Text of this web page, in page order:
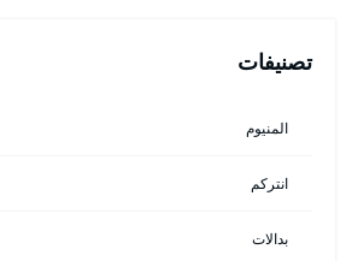
تصنيفات
المنيوم
انتركم
بدالات